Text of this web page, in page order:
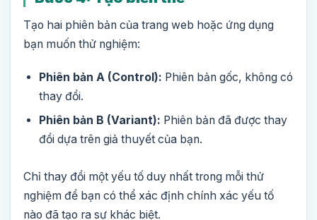
Tạo hai phiên bản của trang web hoặc ứng dụng
bạn muốn thử nghiệm:
Phiên bản A (Control): Phiên bản gốc, không có
thay đổi.
Phiên bản B (Variant): Phiên bản đã được thay
đổi dựa trên giả thuyết của bạn.
Chỉ thay đổi một yếu tố duy nhất trong mỗi thử
nghiệm để bạn có thể xác định chính xác yếu tố
nào đã tạo ra sự khác biệt.